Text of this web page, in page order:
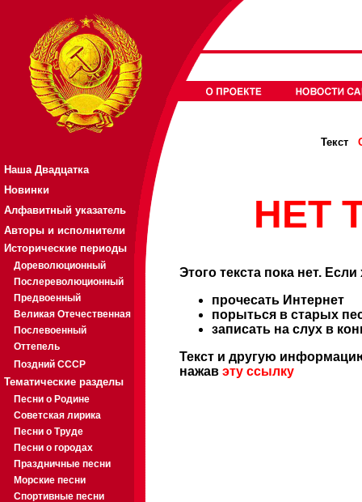
Наша Двадцатка
Новинки
Алфавитный указатель
Авторы и исполнители
Исторические периоды
Дореволюционный
Послереволюционный
Предвоенный
Великая Отечественная
Послевоенный
Оттепель
Поздний СССР
Тематические разделы
Песни о Родине
Советская лирика
Песни о Труде
Песни о городах
Праздничные песни
Морские песни
Спортивные песни
Текст
НЕТ
Этого текста пока нет.
прочесать Интернет
порыться в старых
записать на слух в
Текст и другую
нажав эту ссылку